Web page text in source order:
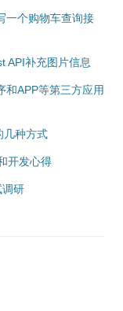
一个购物车查询接
API补充图片信息
和APP等第三方应用
几种方式
开发心得
研